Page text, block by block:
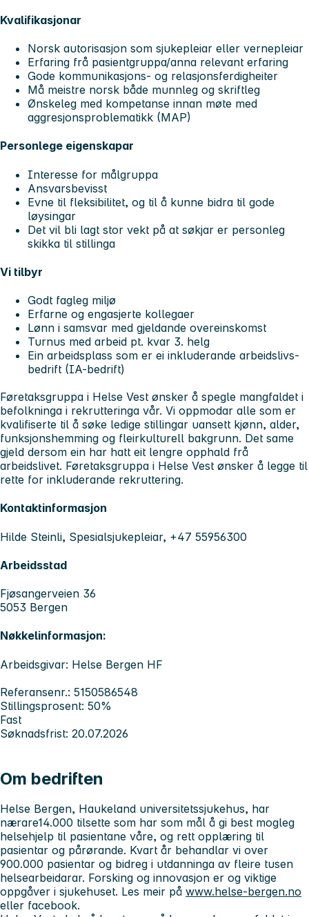
Kvalifikasjonar
Norsk autorisasjon som sjukepleiar eller vernepleiar
Erfaring frå pasientgruppa/anna relevant erfaring
Gode kommunikasjons- og relasjonsferdigheiter
Må meistre norsk både munnleg og skriftleg
Ønskeleg med kompetanse innan møte med
aggresjonsproblematikk (MAP)
Personlege eigenskapar
Interesse for målgruppa
Ansvarsbevisst
Evne til fleksibilitet, og til å kunne bidra til gode
løysingar
Det vil bli lagt stor vekt på at søkjar er personleg
skikka til stillinga
Vi tilbyr
Godt fagleg miljø
Erfarne og engasjerte kollegaer
Lønn i samsvar med gjeldande overeinskomst
Turnus med arbeid pt. kvar 3. helg
Ein arbeidsplass som er ei inkluderande arbeidslivs-
bedrift (IA-bedrift)
Føretaksgruppa i Helse Vest ønsker å spegle mangfaldet i
befolkninga i rekrutteringa vår. Vi oppmodar alle som er
kvalifiserte til å søke ledige stillingar uansett kjønn, alder,
funksjonshemming og fleirkulturell bakgrunn. Det same
gjeld dersom ein har hatt eit lengre opphald frå
arbeidslivet. Føretaksgruppa i Helse Vest ønsker å legge til
rette for inkluderande rekruttering.
Kontaktinformasjon
Hilde Steinli, Spesialsjukepleiar, +47 55956300
Arbeidsstad
Fjøsangerveien 36
5053 Bergen
Nøkkelinformasjon:
Arbeidsgivar: Helse Bergen HF
Referansenr.: 5150586548
Stillingsprosent: 50%
Fast
Søknadsfrist: 20.07.2026
Om bedriften
Helse Bergen, Haukeland universitetssjukehus, har
nærare14.000 tilsette som har som mål å gi best mogleg
helsehjelp til pasientane våre, og rett opplæring til
pasientar og pårørande. Kvart år behandlar vi over
900.000 pasientar og bidreg i utdanninga av fleire tusen
helsearbeidarar. Forsking og innovasjon er og viktige
oppgåver i sjukehuset. Les meir på www.helse-bergen.no
eller facebook.